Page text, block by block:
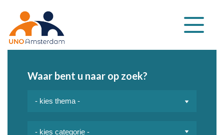
Klap
navigatie
Waar bent u naar op zoek?